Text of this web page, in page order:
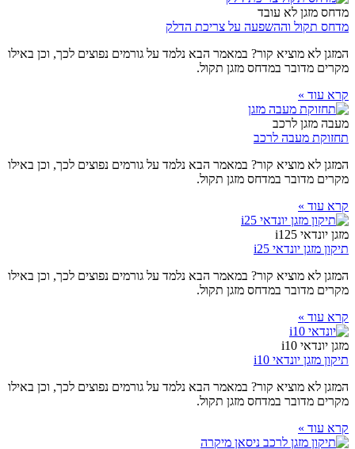
מדחס מזגן לא עובד
מדחס תקול וההשפעה על צריכת הדלק
המזגן לא מוציא קור? במאמר הבא נלמד על גורמים נפוצים לכך, וכן באילו
מקרים מדובר במדחס מזגן תקול.
קרא עוד »
מעבה מזגן לרכב
תחזוקת מעבה לרכב
המזגן לא מוציא קור? במאמר הבא נלמד על גורמים נפוצים לכך, וכן באילו
מקרים מדובר במדחס מזגן תקול.
קרא עוד »
מזגן יונדאי i125
תיקון מזגן יונדאי i25
המזגן לא מוציא קור? במאמר הבא נלמד על גורמים נפוצים לכך, וכן באילו
מקרים מדובר במדחס מזגן תקול.
קרא עוד »
מזגן יונדאי i10
תיקון מזגן יונדאי i10
המזגן לא מוציא קור? במאמר הבא נלמד על גורמים נפוצים לכך, וכן באילו
מקרים מדובר במדחס מזגן תקול.
קרא עוד »